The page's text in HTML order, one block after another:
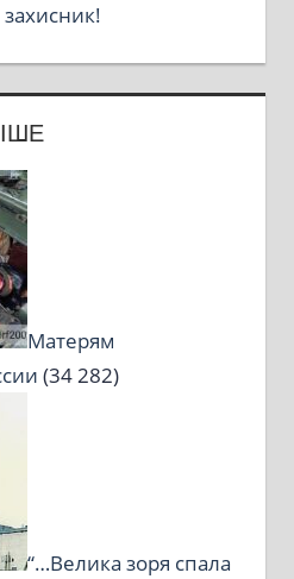
Матерям
(34 282)
“…Велика зоря спала